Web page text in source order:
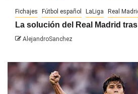
Fichajes Fútbol español LaLiga Real
La solución del Real Madrid
AlejandroSanchez